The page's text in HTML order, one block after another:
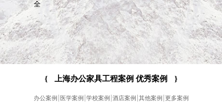
全
{ 上海办公家具工程案例 优秀案例 }
办公案例 医学案例 学校案例 酒店案例 其他案例 更多案例